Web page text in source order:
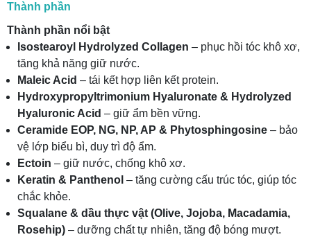
Thành phần
Thành phần nổi bật
Isostearoyl Hydrolyzed Collagen – phục hồi tóc khô xơ,
tăng khả năng giữ nước.
Maleic Acid – tái kết hợp liên kết protein.
Hydroxypropyltrimonium Hyaluronate & Hydrolyzed
Hyaluronic Acid – giữ ẩm bền vững.
Ceramide EOP, NG, NP, AP & Phytosphingosine – bảo
vệ lớp biểu bì, duy trì độ ẩm.
Ectoin – giữ nước, chống khô xơ.
Keratin & Panthenol – tăng cường cấu trúc tóc, giúp tóc
chắc khỏe.
Squalane & dầu thực vật (Olive, Jojoba, Macadamia,
Rosehip) – dưỡng chất tự nhiên, tăng độ bóng mượt.